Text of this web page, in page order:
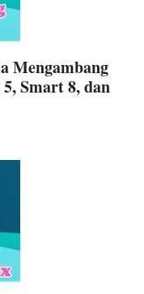
Mengambang
Smart 8, dan